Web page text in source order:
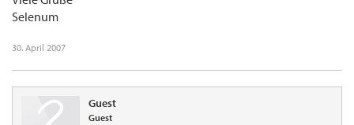
Selenum
30. April 2007
Guest
Guest